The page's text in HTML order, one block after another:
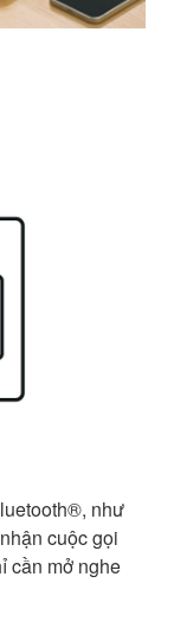
như
cuộc gọi
cần mở nghe